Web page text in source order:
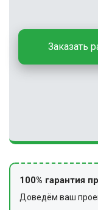
Заказать
100% гарантия
Доведём ваш